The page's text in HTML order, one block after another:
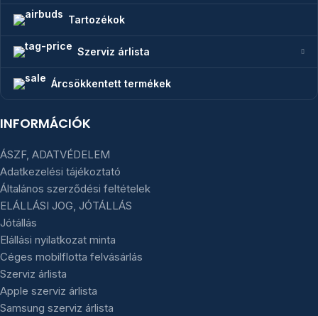
Tartozékok
Szerviz árlista
Árcsökkentett termékek
INFORMÁCIÓK
ÁSZF, ADATVÉDELEM
Adatkezelési tájékoztató
Általános szerződési feltételek
ELÁLLÁSI JOG, JÓTÁLLÁS
Jótállás
Elállási nyilatkozat minta
Céges mobilflotta felvásárlás
Szerviz árlista
Apple szerviz árlista
Samsung szerviz árlista